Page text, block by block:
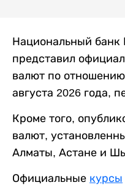
Национальный банк
представил
валют по отношению
августа 2026 года,
Кроме того,
валют,
Алматы, Астане и
Официальные курсы